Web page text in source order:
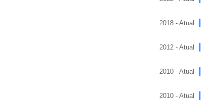
2018 - Atual
2012 - Atual
2010 - Atual
2010 - Atual